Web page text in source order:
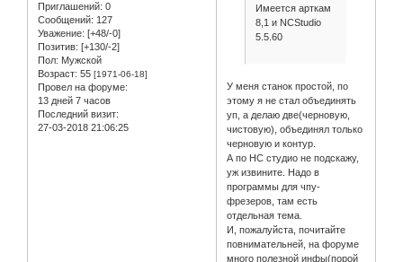
Приглашений: 0
Сообщений: 127
Уважение: [+48/-0]
Позитив: [+130/-2]
Пол: Мужской
Возраст: 55 [1971-06-18]
Провел на форуме:
13 дней 7 часов
Последний визит:
27-03-2018 21:06:25
Имеется арткам
8,1 и NCStudio
5.5.60
У меня станок простой, по
этому я не стал объединять
уп, а делаю две(черновую,
чистовую), объединял только
черновую и контур.
А по НС студио не подскажу,
уж извините. Надо в
программы для чпу-
фрезеров, там есть
отдельная тема.
И, пожалуйста, почитайте
повнимательней, на форуме
много полезной инфы(порой